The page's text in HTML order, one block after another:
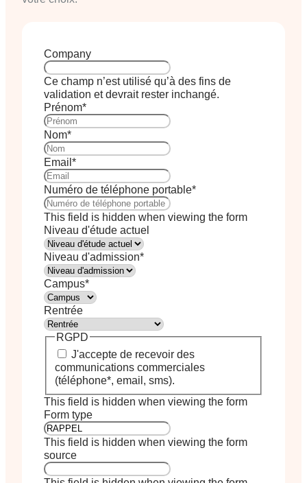
Company
Ce champ n’est utilisé qu’à des fins de
validation et devrait rester inchangé.
Prénom*
Nom*
Email *
Numéro de téléphone portable*
This field is hidden when viewing the form
Niveau d'étude actuel
Niveau d'admission*
Campus*
Rentrée
RGPD
J'accepte de recevoir des
communications commerciales
(téléphone*, email, sms).
This field is hidden when viewing the form
Form type
This field is hidden when viewing the form
source